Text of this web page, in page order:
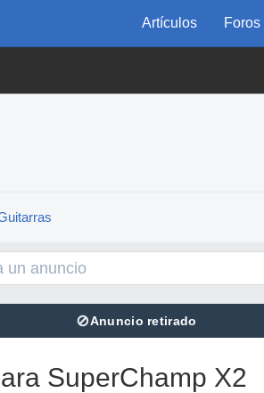
Artículos Foros
⊘Anuncio retirado
SuperChamp X2